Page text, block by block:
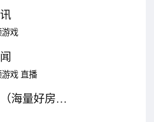
游戏
游戏 直播
海量好房